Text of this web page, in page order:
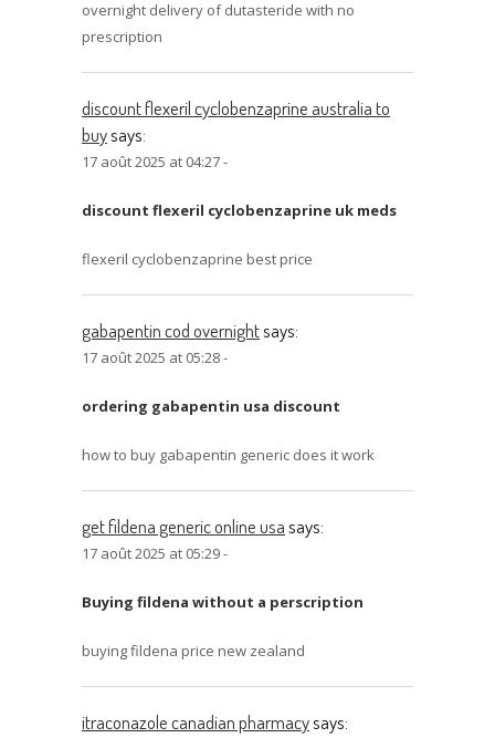
overnight delivery of dutasteride with no
prescription
discount flexeril cyclobenzaprine australia to
buysays:
17 août 2025 at 04:27 -
discount flexeril cyclobenzaprine uk meds
flexeril cyclobenzaprine best price
gabapentin cod overnightsays:
17 août 2025 at 05:28 -
ordering gabapentin usa discount
how to buy gabapentin generic does it work
get fildena generic online usasays:
17 août 2025 at 05:29 -
Buying fildena without a perscription
buying fildena price new zealand
itraconazole canadian pharmacysays: